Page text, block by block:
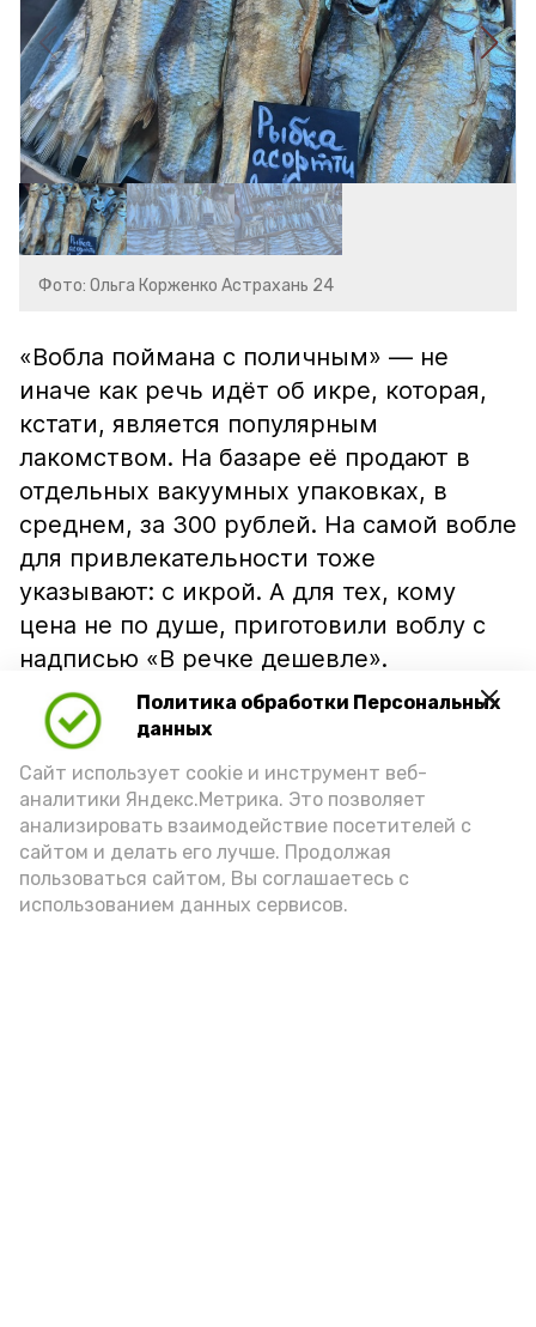
Политика обработки Персональных
данных
Сайт использует cookie и инструмент веб-
аналитики Яндекс.Метрика. Это позволяет
анализировать взаимодействие посетителей с
сайтом и делать его лучше. Продолжая
пользоваться сайтом, Вы соглашаетесь с
использованием данных сервисов.
Фото: Ольга Корженко Астрахань 24
«Вобла поймана с поличным» — не
иначе как речь идёт об икре, которая,
кстати, является популярным
лакомством. На базаре её продают в
отдельных вакуумных упаковках, в
среднем, за 300 рублей. На самой вобле
для привлекательности тоже
указывают: с икрой. А для тех, кому
цена не по душе, приготовили воблу с
надписью «В речке дешевле».